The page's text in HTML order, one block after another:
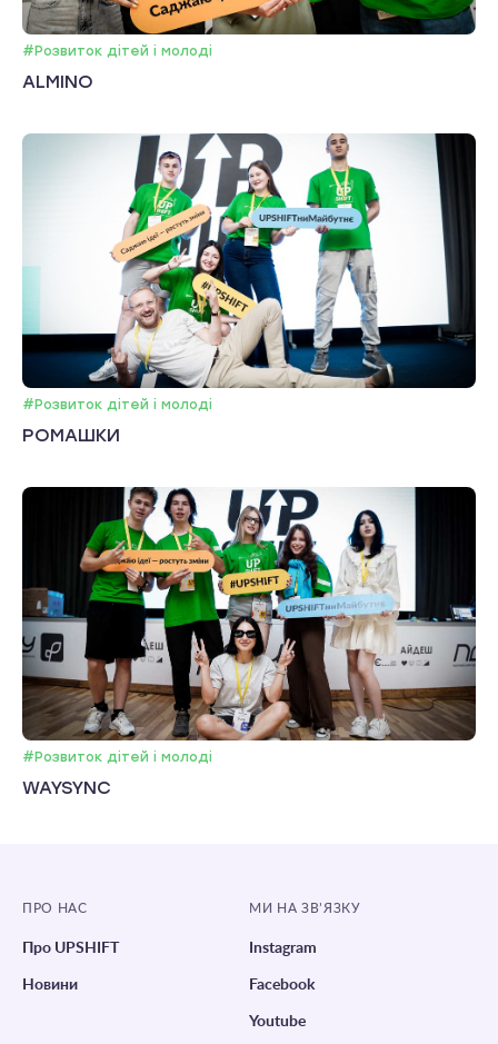
#Розвиток дітей і молоді
ALMINO
#Розвиток дітей і молоді
РОМАШКИ
#Розвиток дітей і молоді
WAYSYNC
ПРО НАС
Про UPSHIFT
Новини
МИ НА ЗВ’ЯЗКУ
Instagram
Facebook
Youtube